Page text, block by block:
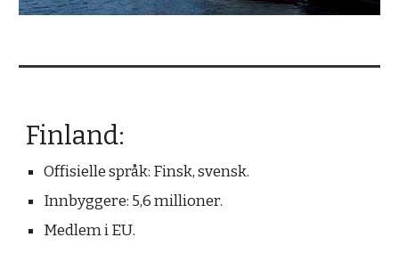
Finland:
Offisielle språk: Finsk, svensk.
Innbyggere: 5,6 millioner.
Medlem i EU.